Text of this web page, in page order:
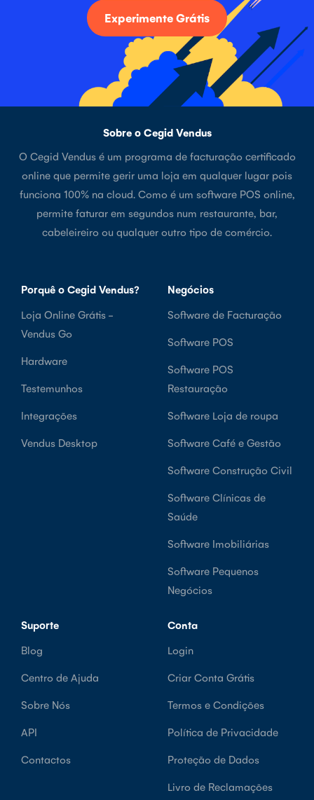
Experimente Grátis
Sobre o Cegid Vendus
O Cegid Vendus é um programa de facturação certificado
online que permite gerir uma loja em qualquer lugar pois
funciona 100% na cloud. Como é um software POS online,
permite faturar em segundos num restaurante, bar,
cabeleireiro ou qualquer outro tipo de comércio.
Porquê o Cegid Vendus?
Loja Online Grátis -
Vendus Go
Hardware
Testemunhos
Integrações
Vendus Desktop
Negócios
Software de Facturação
Software POS
Software POS
Restauração
Software Loja de roupa
Software Café e Gestão
Software Construção Civil
Software Clínicas de
Saúde
Software Imobiliárias
Software Pequenos
Negócios
Suporte
Blog
Centro de Ajuda
Sobre Nós
API
Contactos
Conta
Login
Criar Conta Grátis
Termos e Condições
Política de Privacidade
Proteção de Dados
Livro de Reclamações